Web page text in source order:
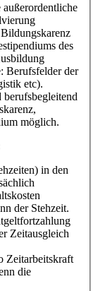
des
Berufsfelder der
etc).
möglich.
in den
der Stehzeit.
Zeitausgleich
Zeitarbeitskraft
die